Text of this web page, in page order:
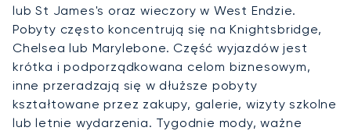
lub St James's oraz wieczory w West Endzie.
Pobyty często koncentrują się na Knightsbridge,
Chelsea lub Marylebone. Część wyjazdów jest
krótka i podporządkowana celom biznesowym,
inne przeradzają się w dłuższe pobyty
kształtowane przez zakupy, galerie, wizyty szkolne
lub letnie wydarzenia. Tygodnie mody, ważne